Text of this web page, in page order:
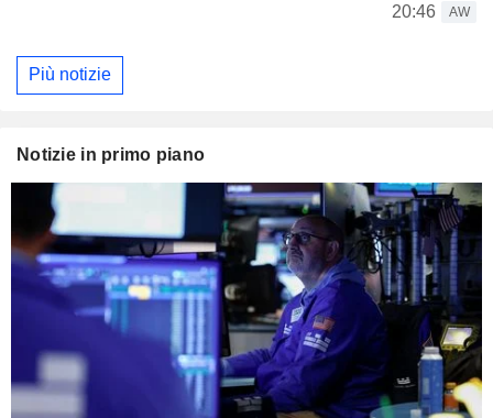
20:46
AW
Più notizie
Notizie in primo piano